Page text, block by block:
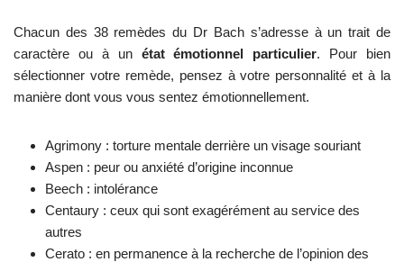
Chacun des 38 remèdes du Dr Bach s’adresse à un trait de
caractère ou à un état émotionnel particulier. Pour bien
sélectionner votre remède, pensez à votre personnalité et à la
manière dont vous vous sentez émotionnellement.
Agrimony : torture mentale derrière un visage souriant
Aspen : peur ou anxiété d’origine inconnue
Beech : intolérance
Centaury : ceux qui sont exagérément au service des
autres
Cerato : en permanence à la recherche de l’opinion des